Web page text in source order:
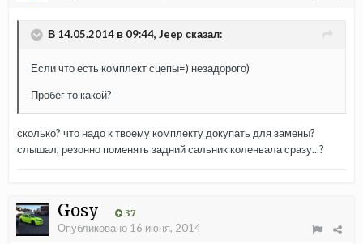
В 14.05.2014 в 09:44, Jeep сказал:
Если что есть комплект сцепы=) незадорого)
Пробег то какой?
сколько? что надо к твоему комплекту докупать для замены?
слышал, резонно поменять задний сальник коленвала сразу...?
Gosy 37
Опубликовано 16 июня, 2014